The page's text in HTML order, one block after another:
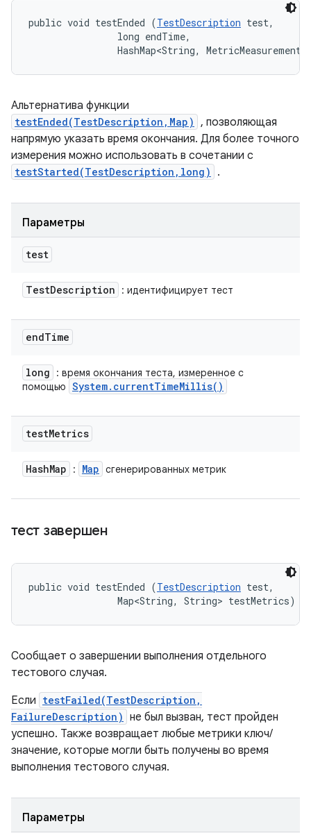
public void testEnded (TestDescription test,
                long endTime,
HashMap<String,
Альтернатива функции
testEnded(TestDescription,Map) , позволяющая
напрямую указать время окончания. Для более точного
измерения можно использовать в сочетании с
testStarted(TestDescription,long) .
Параметры
test
TestDescription : идентифицирует тест
endTime
long
: время окончания теста, измеренное с
помощью System. currentTimeMillis( )
testMetrics
HashMap : Map сгенерированных метрик
тест завершен
public void testEnded (TestDescription test,
                Map<String, String> testMetrics)
Сообщает о завершении выполнения отдельного
тестового случая.
Если testFailed(TestDescription,
FailureDescription) не был вызван, тест пройден
успешно. Также возвращает любые метрики ключ/
значение, которые могли быть получены во время
выполнения тестового случая.
Параметры